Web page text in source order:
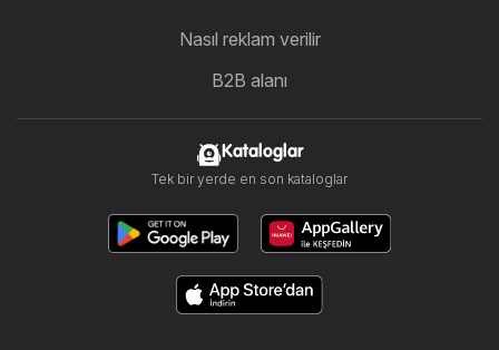
Nasıl reklam verilir
B2B alanı
Kataloglar
Tek bir yerde en son kataloglar